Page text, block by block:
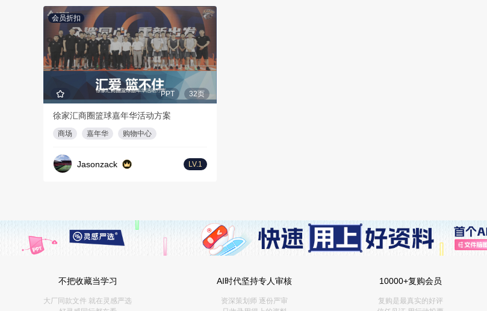
会员折扣
PPT 32页
徐家汇商圈篮球嘉年华活动方案
商场 嘉年华 购物中心
Jasonzack LV.1
不把收藏当学习
大厂同款文件 就在灵感严选
AI时代坚持专人审核
资深策划师 逐份严审
10000+复购会员
复购是最真实的好评